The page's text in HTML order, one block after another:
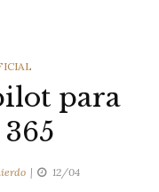
para
12/04